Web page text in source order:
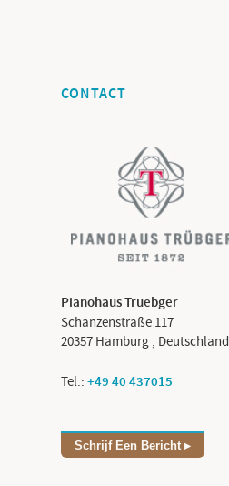
CONTACT
Pianohaus Truebger
Schanzenstraße 117
20357 Hamburg , Deutschland
Tel.:+49 40 437015
Schrijf Een Bericht